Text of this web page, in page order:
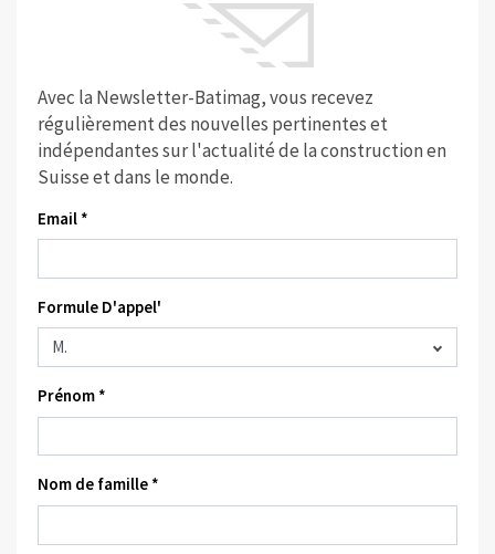
Avec la Newsletter-Batimag, vous recevez
régulièrement des nouvelles pertinentes et
indépendantes sur l'actualité de la construction en
Suisse et dans le monde.
Email *
Formule D'appel'
Prénom *
Nom de famille *